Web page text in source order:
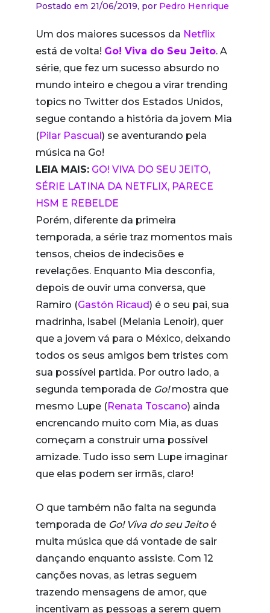
Postado em 21/06/2019, por Pedro Henrique
Um dos maiores sucessos da Netflix
está de volta! Go! Viva do Seu Jeito. A
série, que fez um sucesso absurdo no
mundo inteiro e chegou a virar trending
topics no Twitter dos Estados Unidos,
segue contando a história da jovem Mia
(Pilar Pascual) se aventurando pela
música na Go!
LEIA MAIS: GO! VIVA DO SEU JEITO,
SÉRIE LATINA DA NETFLIX, PARECE
HSM E REBELDE
Porém, diferente da primeira
temporada, a série traz momentos mais
tensos, cheios de indecisões e
revelações. Enquanto Mia desconfia,
depois de ouvir uma conversa, que
Ramiro (Gastón Ricaud) é o seu pai, sua
madrinha, Isabel (Melania Lenoir), quer
que a jovem vá para o México, deixando
todos os seus amigos bem tristes com
sua possível partida. Por outro lado, a
segunda temporada de Go!mostra que
mesmo Lupe (Renata Toscano) ainda
encrencando muito com Mia, as duas
começam a construir uma possível
amizade. Tudo isso sem Lupe imaginar
que elas podem ser irmãs, claro!
O que também não falta na segunda
temporada de Go! Viva do seu Jeitoé
muita música que dá vontade de sair
dançando enquanto assiste. Com 12
canções novas, as letras seguem
trazendo mensagens de amor, que
incentivam as pessoas a serem quem